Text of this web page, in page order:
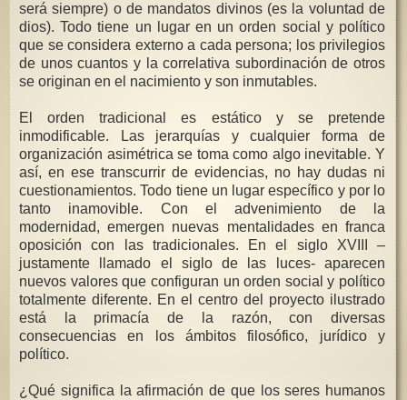
será siempre) o de mandatos divinos (es la voluntad de
dios). Todo tiene un lugar en un orden social y político
que se considera externo a cada persona; los privilegios
de unos cuantos y la correlativa subordinación de otros
se originan en el nacimiento y son inmutables.
El orden tradicional es estático y se pretende
inmodificable. Las jerarquías y cualquier forma de
organización asimétrica se toma como algo inevitable. Y
así, en ese transcurrir de evidencias, no hay dudas ni
cuestionamientos. Todo tiene un lugar específico y por lo
tanto inamovible. Con el advenimiento de la
modernidad, emergen nuevas mentalidades en franca
oposición con las tradicionales. En el siglo XVIII –
justamente llamado el siglo de las luces- aparecen
nuevos valores que configuran un orden social y político
totalmente diferente. En el centro del proyecto ilustrado
está la primacía de la razón, con diversas
consecuencias en los ámbitos filosófico, jurídico y
político.
¿Qué significa la afirmación de que los seres humanos